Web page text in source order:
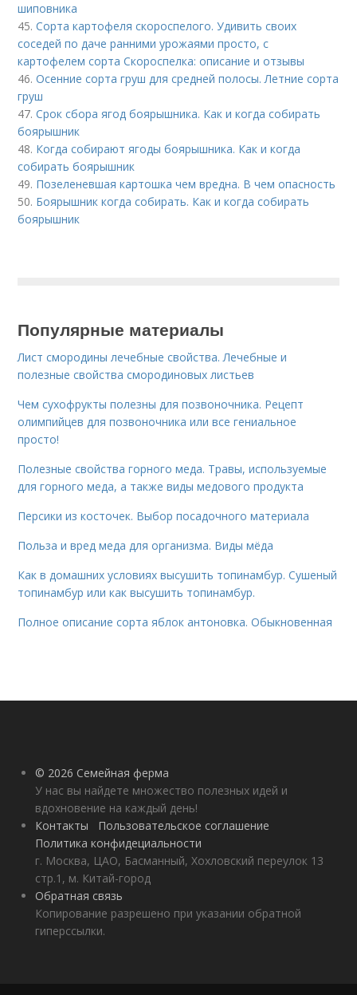
шиповника
45.Сорта картофеля скороспелого. Удивить своих
соседей по даче ранними урожаями просто, с
картофелем сорта Скороспелка: описание и отзывы
46.Осенние сорта груш для средней полосы. Летние сорта
груш
47.Срок сбора ягод боярышника. Как и когда собирать
боярышник
48. Когда собирают ягоды боярышника. Как и когда
собирать боярышник
49. Позеленевшая картошка чем вредна. В чем опасность
50. Боярышник когда собирать. Как и когда собирать
боярышник
Популярные материалы
Лист смородины лечебные свойства. Лечебные и
полезные свойства смородиновых листьев
Чем сухофрукты полезны для позвоночника. Рецепт
олимпийцев для позвоночника или все гениальное
просто!
Полезные свойства горного меда. Травы, используемые
для горного меда, а также виды медового продукта
Персики из косточек. Выбор посадочного материала
Польза и вред меда для организма. Виды мёда
Как в домашних условиях высушить топинамбур. Сушеный
топинамбур или как высушить топинамбур.
Полное описание сорта яблок антоновка. Обыкновенная
© 2026 Семейная ферма
У нас вы найдете множество полезных идей и
вдохновение на каждый день!
Контакты
Пользовательское соглашение
Политика конфидециальности
г. Москва, ЦАО, Басманный, Хохловский переулок 13
стр.1, м. Китай-город
Обратная связь
Копирование разрешено при указании обратной
гиперссылки.